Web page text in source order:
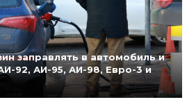
заправлять в автомобиль и
92, АИ-95, АИ-98, Евро-3 и